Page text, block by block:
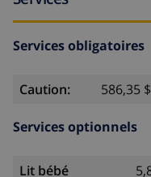
Services obligatoires
Caution: 586,35
Services optionnels
Lit bébé